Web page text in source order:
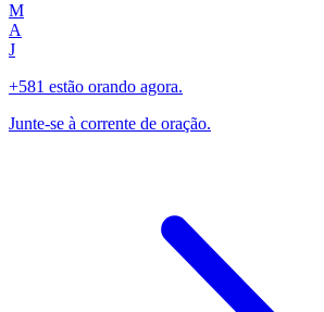
M
A
J
+581 estão orando agora.
Junte-se à corrente de oração.